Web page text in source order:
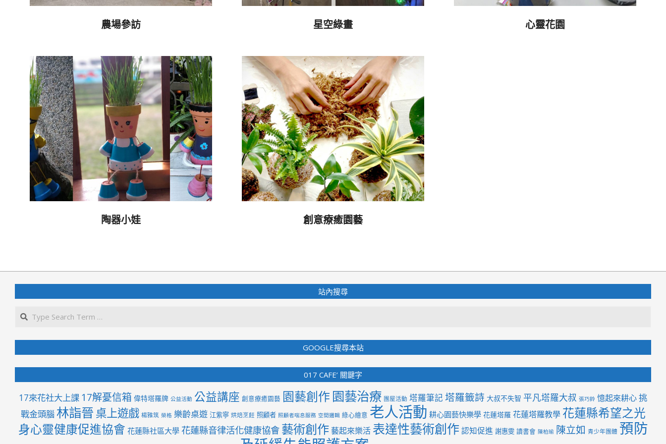
農場參訪
20
星空綠畫
10
心靈花園
陶器小娃 創意療癒園藝
站內搜尋
GOOGLE搜尋本站
017 CAFE’ 關鍵字
17來花社大上課 17解憂信箱 偉特塔羅牌 公益活動 公益講座 創意療癒園藝 園藝創作 園藝治療 團屋活動 塔羅筆記 塔羅籤詩 大叔不失智 平凡塔羅大叔 張巧鈴 憶起來耕心挑
戰金頭腦 林詣晉桌上遊戲 楊雅筑 榮格 樂齡桌遊 江紫寧 烘焙烹飪 照顧者 照顧者喘息服務 空間邏輯 綠心繪意 老人活動 耕心園藝快樂學 花蓮塔羅 花蓮塔羅教學 花蓮縣希望之光
身心靈健康促進協會 花蓮縣社區大學 花蓮縣音律活化健康協會 藝術創作 藝起來樂活 表達性藝術創作 認知促進 謝惠雯 讀書會 陳柏瑜 陳立如 青少年團體 預防